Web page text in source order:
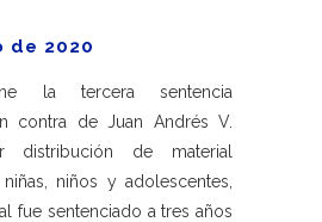
de 2020
la tercera sentencia
contra de Juan Andrés V.
distribución de material
niños y adolescentes,
fue sentenciado a tres años